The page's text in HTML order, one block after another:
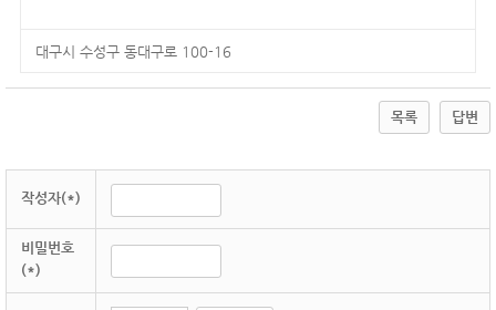
대구시 수성구 동대구로 100-16
목록 답변
작성자(*)
비밀번호
(*)